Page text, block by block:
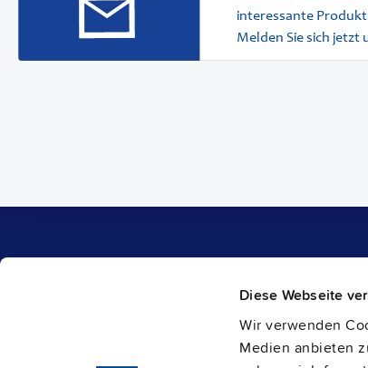
Diese Webseite
Wir verwenden
Medien anbieten
interessante
Melden Sie sich
IP54, IP65 und IP67 Stromversorgungen
Karriere
Kontakt
PULS weltweit